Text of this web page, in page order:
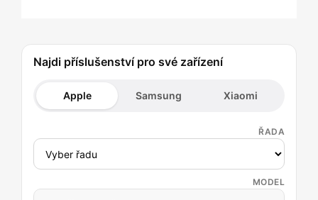
Najdi příslušenství pro své zařízení
Apple Samsung Xiaomi
ŘADA
MODEL